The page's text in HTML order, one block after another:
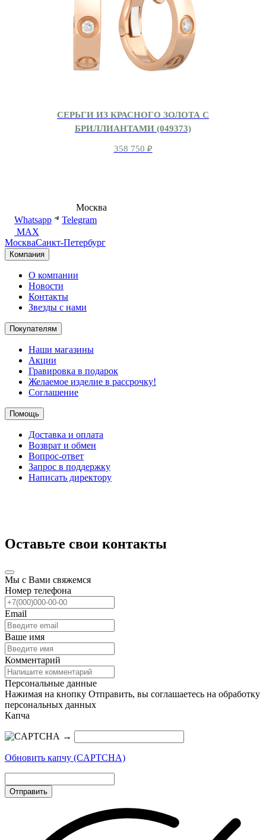
СЕРЬГИ ИЗ КРАСНОГО ЗОЛОТА С
БРИЛЛИАНТАМИ (049373)
358 750 ₽
Москва
Whatsapp
Telegram
MAX
МоскваСанкт-Петербург
Компания
О компании
Новости
Контакты
Звезды с нами
Покупателям
Наши магазины
Акции
Гравировка в подарок
Желаемое изделие в рассрочку!
Соглашение
Помощь
Доставка и оплата
Возврат и обмен
Вопрос-ответ
Запрос в поддержку
Написать директору
Оставьте свои контакты
Мы с Вами свяжемся
Номер телефона
Email
Ваше имя
Комментарий
Персональные данные
Нажимая на кнопку Отправить, вы соглашаетесь на обработку
персональных данных
Капча
→
Обновить капчу (CAPTCHA)
Отправить